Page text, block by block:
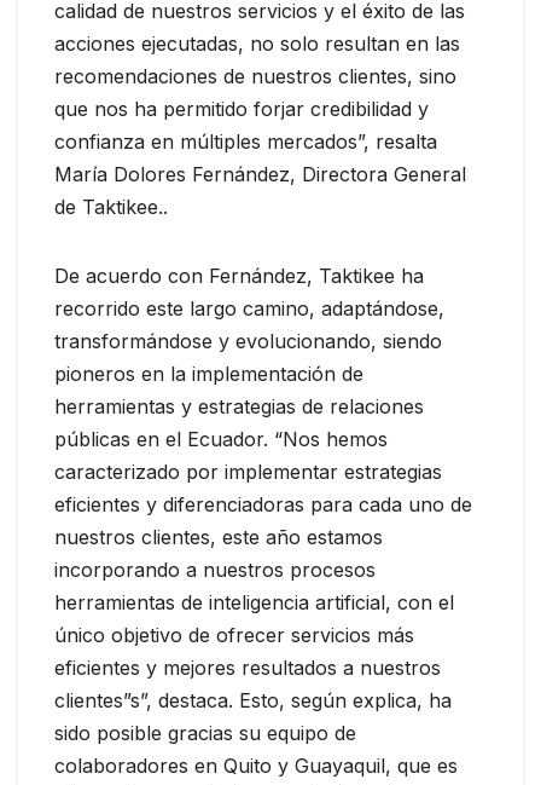
calidad de nuestros servicios y el éxito de las
acciones ejecutadas, no solo resultan en las
recomendaciones de nuestros clientes, sino
que nos ha permitido forjar credibilidad y
confianza en múltiples mercados”, resalta
María Dolores Fernández, Directora General
de Taktikee..
De acuerdo con Fernández, Taktikee ha
recorrido este largo camino, adaptándose,
transformándose y evolucionando, siendo
pioneros en la implementación de
herramientas y estrategias de relaciones
públicas en el Ecuador. “Nos hemos
caracterizado por implementar estrategias
eficientes y diferenciadoras para cada uno de
nuestros clientes, este año estamos
incorporando a nuestros procesos
herramientas de inteligencia artificial, con el
único objetivo de ofrecer servicios más
eficientes y mejores resultados a nuestros
clientes”s”, destaca. Esto, según explica, ha
sido posible gracias su equipo de
colaboradores en Quito y Guayaquil, que es